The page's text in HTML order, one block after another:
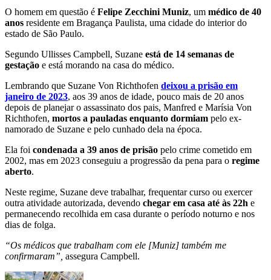
O homem em questão é Felipe Zecchini Muniz, um médico de 40
anos residente em Bragança Paulista, uma cidade do interior do
estado de São Paulo.
Segundo Ullisses Campbell, Suzane está de 14 semanas de
gestação e está morando na casa do médico.
Lembrando que Suzane Von Richthofen deixou a prisão em
janeiro de 2023, aos 39 anos de idade, pouco mais de 20 anos
depois de planejar o assassinato dos pais, Manfred e Marísia Von
Richthofen, mortos a pauladas enquanto dormiam pelo ex-
namorado de Suzane e pelo cunhado dela na época.
Ela foi condenada a 39 anos de prisão pelo crime cometido em
2002, mas em 2023 conseguiu a progressão da pena para o regime
aberto.
Neste regime, Suzane deve trabalhar, frequentar curso ou exercer
outra atividade autorizada, devendo chegar em casa até às 22h e
permanecendo recolhida em casa durante o período noturno e nos
dias de folga.
“Os médicos que trabalham com ele [Muniz] também me
confirmaram”, assegura Campbell.